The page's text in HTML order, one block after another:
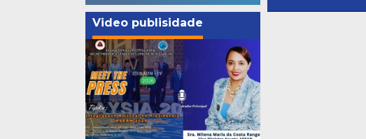
Video publisidade